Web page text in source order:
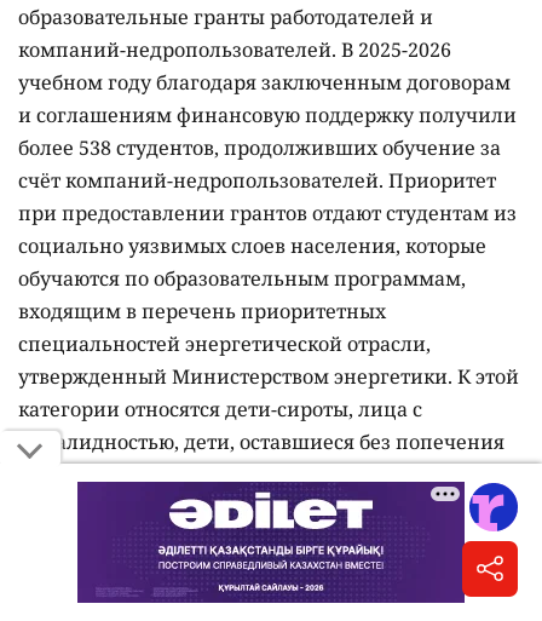
образовательные гранты работодателей и
компаний-недропользователей. В 2025-2026
учебном году благодаря заключенным договорам
и соглашениям финансовую поддержку получили
более 538 студентов, продолживших обучение за
счёт компаний-недропользователей. Приоритет
при предоставлении грантов отдают студентам из
социально уязвимых слоев населения, которые
обучаются по образовательным программам,
входящим в перечень приоритетных
специальностей энергетической отрасли,
утвержденный Министерством энергетики. К этой
категории относятся дети-сироты, лица с
инвалидностью, дети, оставшиеся без попечения
инвалидность или воспитывают детей с
инвалидностью, а также обучающиеся из
неполных и многодетных семей. Кроме того,
университет предоставляет собственные